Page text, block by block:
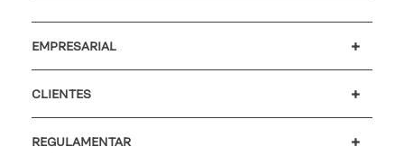
EMPRESARIAL
CLIENTES
REGULAMENTAR